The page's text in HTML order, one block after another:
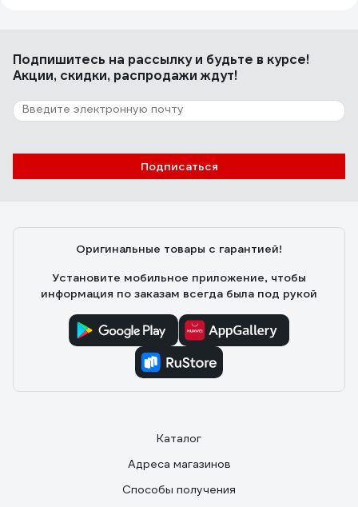
Подпишитесь на рассылкуи будьте в курсе!
Акции, скидки, распродажи ждут!
Подписаться
Оригинальные товары с гарантией!
Установите мобильное приложение, чтобы
информация по заказам всегда была под рукой
Каталог
Адреса магазинов
Способы получения